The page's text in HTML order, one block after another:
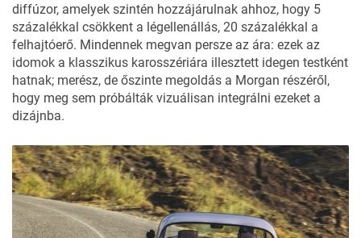
diffúzor, amelyek szintén hozzájárulnak ahhoz, hogy 5
százalékkal csökkent a légellenállás, 20 százalékkal a
felhajtóerő. Mindennek megvan persze az ára: ezek az
idomok a klasszikus karosszériára illesztett idegen testként
hatnak; merész, de őszinte megoldás a Morgan részéről,
hogy meg sem próbálták vizuálisan integrálni ezeket a
dizájnba.